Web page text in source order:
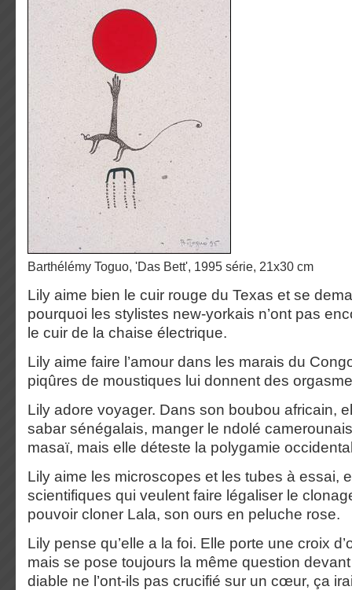
Barthélémy Toguo, 'Das Bett', 1995 série, 21x30 cm
Lily aime bien le cuir rouge du Texas et se
pourquoi les stylistes new-yorkais n’ont pas
le cuir de la chaise électrique.
Lily aime faire l’amour dans les marais du
piqûres de moustiques lui donnent des
Lily adore voyager. Dans son boubou africain,
sabar sénégalais, manger le ndolé
masaï, mais elle déteste la polygamie
Lily aime les microscopes et les tubes à essai,
scientifiques qui veulent faire légaliser le
pouvoir cloner Lala, son ours en peluche rose.
Lily pense qu’elle a la foi. Elle porte une croix
mais se pose toujours la même question
diable ne l’ont-ils pas crucifié sur un cœur, ça